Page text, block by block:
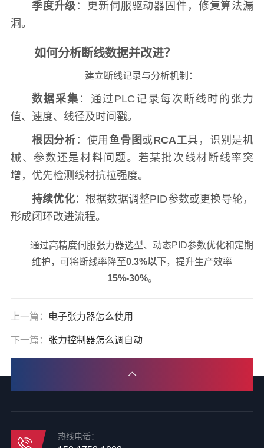
季度升级 ：更新伺服驱动器固件，修复算法漏
洞。
如何分析断线数据并改进？
建立断线记录与分析机制：
数据采集 ：通过PLC记录每次断线时的张力
值、速度、线径及时间戳。
根因分析 ：使用 鱼骨图或RCA工具，识别是机
械、参数还是材料问题。若某批次线材断线率突
增，优先检测线材抗拉强度。
持续优化：根据数据调整PID参数或更换导轮，
形成闭环改进流程。
通过高精度伺服张力器选型、动态PID参数优化和定期
维护，可将断线率降至0.3%以下，提升生产效率
15%-30%。
上一篇： 电子张力器怎么使用
下一篇： 张力控制器怎么调自动
热线电话：